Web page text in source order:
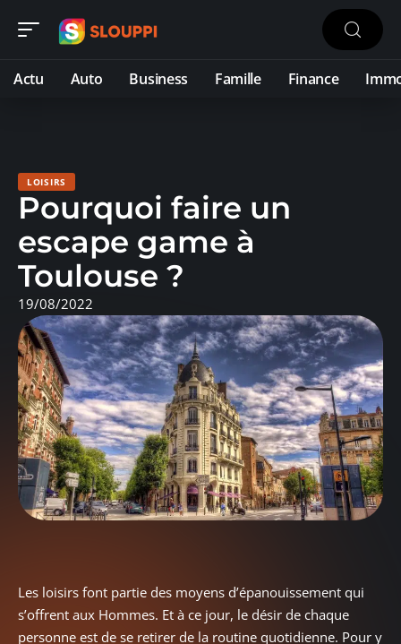
Actu Auto Business Famille Finance
LOISIRS
Pourquoi faire un
escape game à
Toulouse ?
19/08/2022
Les loisirs font partie des moyens d’épanouissement qui
s’offrent aux Hommes. Et à ce jour, le désir de chaque
personne est de se retirer de la routine quotidienne. Pour y